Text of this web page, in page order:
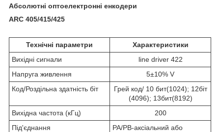
Абсолютні оптоелектронні енкодери
АRC 405/415/425
Технічні параметри
Характеристики
Вихідні сигнали
line driver 422
Напруга живлення
5±10% V
Код/Роздільна здатність біт
Грей код/ 10 бит(1024); 12біт
(4096); 13бит(8192)
Вихідна частота (кГц)
200
Під'єднання
PA/PB-аксіальний або